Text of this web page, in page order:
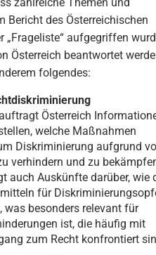
Bericht des Österreichischen
„Frageliste“ aufgegriffen
Österreich beantwortet
folgendes:
Österreich
welche Maßnahmen
Diskriminierung aufgrund
verhindern und zu
auch Auskünfte darüber, wie
für
was besonders relevant für
ist, die häufig mit
zum Recht konfrontiert